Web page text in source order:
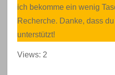
ich bekomme ein wenig
Recherche. Danke, dass
unterstützt!
Views: 2